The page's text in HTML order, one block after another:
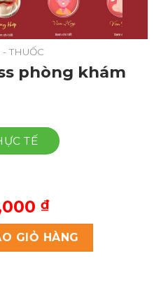
THUỐC
phòng khám
TẾ
₫.
₫Giá
hiện
tại
là:
đông y số lượng
GIỎ HÀNG